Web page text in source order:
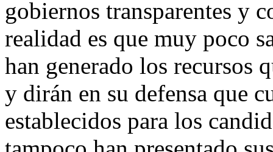
gobiernos transparentes y
realidad es que muy poco
han generado los recursos
y dirán en su defensa que
establecidos para los